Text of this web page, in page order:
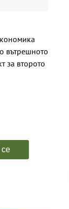
вътрешното
за второто
попадна в